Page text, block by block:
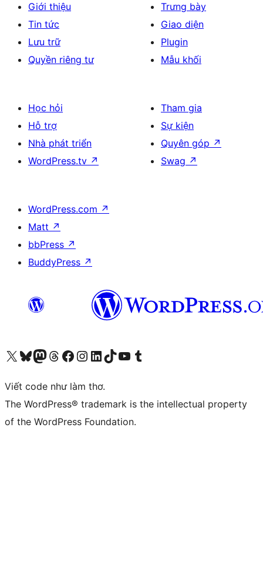
Giới thiệu
Tin tức
Lưu trữ
Quyền riêng tư
Trưng bày
Giao diện
Plugin
Mẫu khối
Học hỏi
Hỗ trợ
Nhà phát triển
WordPress.tv ↗
Tham gia
Sự kiện
Quyên góp ↗
Swag ↗
WordPress.com ↗
Matt ↗
bbPress ↗
BuddyPress ↗
Truy cập tài khoản X (trước đây là Twitter) của chúng tôiVisit our Bluesky account
Visit our Mastodon account
Visit our Threads account
Xem trang Facebook của chúng tôiTruy cập tài khoản Instagram của chúng tôiTruy cập tài khoản LinkedIn của chúng tôiVisit our TikTok account
Truy cập kênh YouTube của chúng tôi Visit our Tumblr account
Viết code như làm thơ.
The WordPress® trademark is the intellectual property
of the WordPress Foundation.